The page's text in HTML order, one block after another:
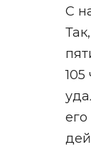
С